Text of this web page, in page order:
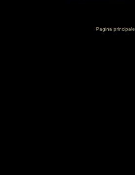
Pagina principale